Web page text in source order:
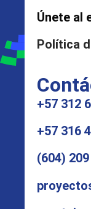
Únete al
Política
+57 312
+57 316
(604)